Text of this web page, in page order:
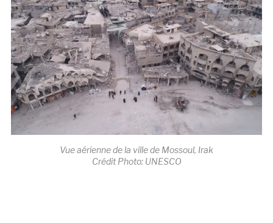
Vue aérienne de la ville de Mossoul, Irak
Crédit Photo: UNESCO